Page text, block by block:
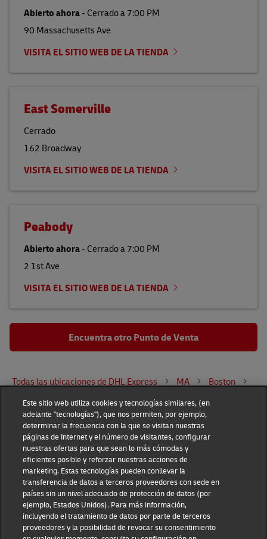
Abierto ahora- Cerrado a7:00 PM
90 Massachusetts Ave
VISITA EL SITIO WEB DE LA TIENDA
East Somerville
Cerrado
162 Broadway
VISITA EL SITIO WEB DE LA TIENDA
Peabody
Abierto ahora- Cerrado a7:00 PM
2 1st Ave
VISITA EL SITIO WEB DE LA TIENDA
Encuentra otro Punto de Venta
Todas las ubicaciones de DHL Express MA Boston
420 E Street
DHL Group
Fraud Awareness Legal Notice
Terms of Use Privacy Notice
Dispute Resolution Accessibility
Este sitio web utiliza cookies y tecnologías similares, (en
adelante "tecnologías"), que nos permiten, por ejemplo,
determinar la frecuencia con la que se visitan nuestras
páginas de Internet y el número de visitantes, configurar
nuestras ofertas para que sean lo más cómodas y
eficientes posible y reforzar nuestras acciones de
marketing. Estas tecnologías pueden conllevar la
transferencia de datos a terceros proveedores con sede en
países sin un nivel adecuado de protección de datos (por
ejemplo, Estados Unidos). Para más información,
incluyendo el tratamiento de datos por parte de terceros
proveedores y la posibilidad de revocar su consentimiento